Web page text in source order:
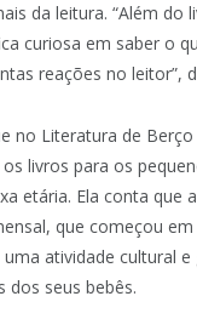
da leitura. “Além do
curiosa em saber o
reações no leitor”,
no Literatura de
livros para os
etária. Ela conta que
que começou
atividade cultural e
dos seus bebês.